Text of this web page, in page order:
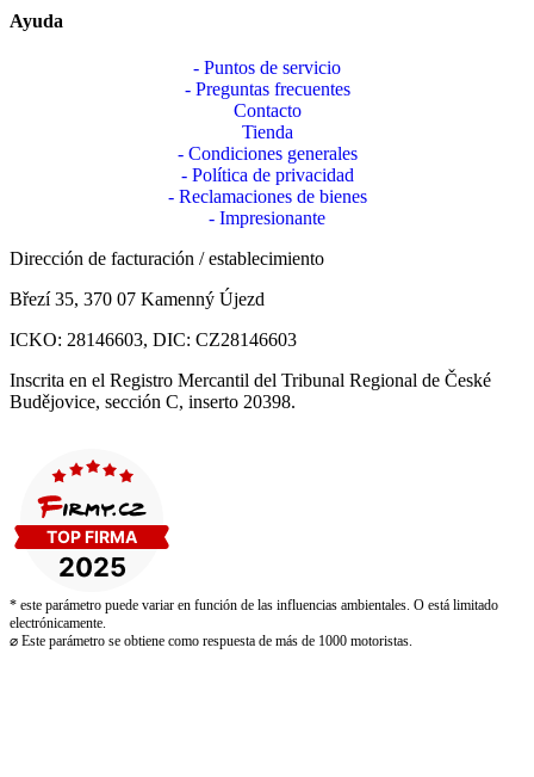
Ayuda
- Puntos de servicio
- Preguntas frecuentes
Contacto
Tienda
- Condiciones generales
- Política de privacidad
- Reclamaciones de bienes
- Impresionante
Dirección de facturación / establecimiento
Březí 35, 370 07 Kamenný Újezd
ICKO: 28146603, DIC: CZ28146603
Inscrita en el Registro Mercantil del Tribunal Regional de České
Budějovice, sección C, inserto 20398.
* este parámetro puede variar en función de las influencias ambientales. O está limitado
electrónicamente.
⌀ Este parámetro se obtiene como respuesta de más de 1000 motoristas.